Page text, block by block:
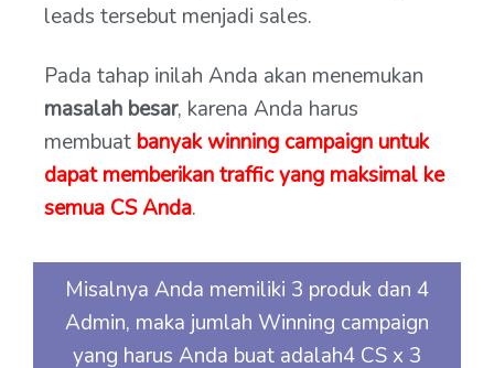
leads tersebut menjadi sales.
Pada tahap inilah Anda akan menemukan
masalah besar, karena Anda harus
membuat banyak winning campaign untuk
dapat memberikan traffic yang maksimal ke
semua CS Anda.
Misalnya Anda memiliki 3 produk dan 4
Admin, maka jumlah Winning campaign
yang harus Anda buat adalah4 CS x 3